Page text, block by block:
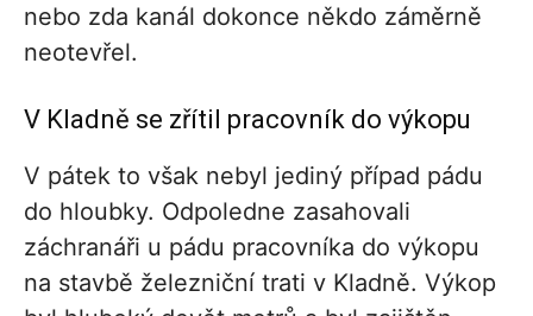
nebo zda kanál dokonce někdo záměrně
neotevřel.
V Kladně se zřítil pracovník do výkopu
V pátek to však nebyl jediný případ pádu
do hloubky. Odpoledne zasahovali
záchranáři u pádu pracovníka do výkopu
na stavbě železniční trati v Kladně. Výkop